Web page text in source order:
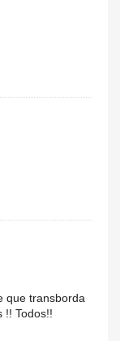
que transborda
!! Todos!!